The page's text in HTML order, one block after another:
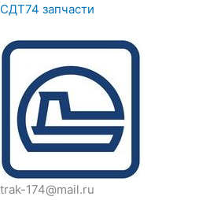
Перейти
содержимому
СДТ74 запчасти
trak-174@mail.ru
Искать: